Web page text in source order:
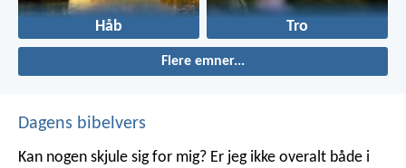
Håb Tro
Flere emner...
Dagens bibelvers
Kan nogen skjule sig for mig? Er jeg ikke overalt både i